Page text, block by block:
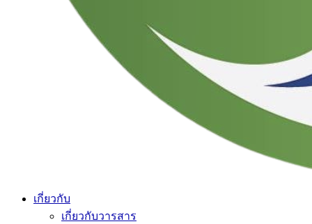
เกี่ยวกับ
เกี่ยวกับวารสาร